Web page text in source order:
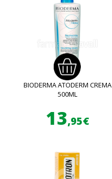
BIODERMA ATODERM CREMA
500ML
13,95€